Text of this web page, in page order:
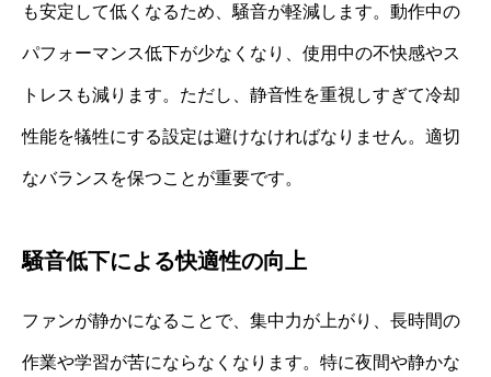
も安定して低くなるため、騒音が軽減します。動作中の
パフォーマンス低下が少なくなり、使用中の不快感やス
トレスも減ります。ただし、静音性を重視しすぎて冷却
性能を犠牲にする設定は避けなければなりません。適切
なバランスを保つことが重要です。
騒音低下による快適性の向上
ファンが静かになることで、集中力が上がり、長時間の
作業や学習が苦にならなくなります。特に夜間や静かな